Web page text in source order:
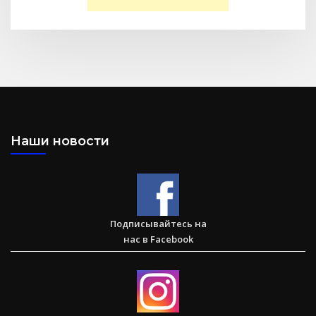
Большая потеря или большое приобретение?
Наши новости
Подписывайтесь на
нас в Facebook